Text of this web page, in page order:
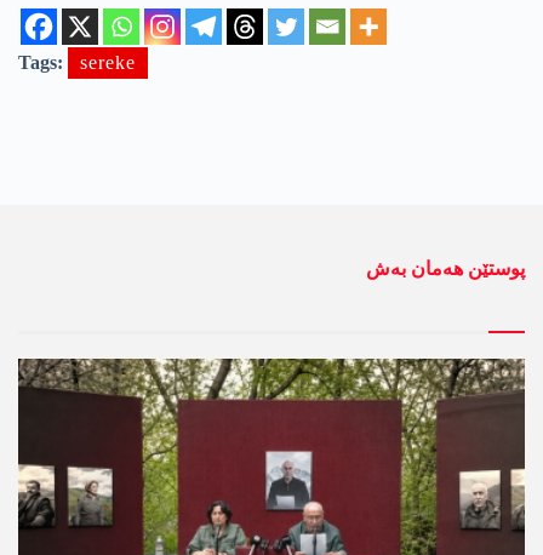
Tags: sereke
پوستێن ھەمان بەش